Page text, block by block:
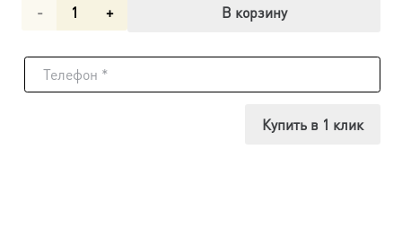
Количество
Икона
В корзину
Купить в 1 клик